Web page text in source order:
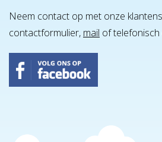
Neem contact op met onze
contactformulier, mail of